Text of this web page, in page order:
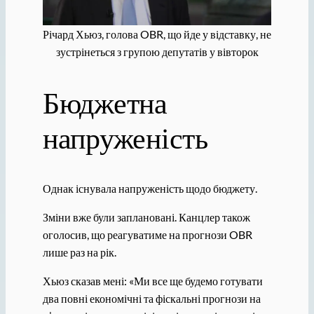
Річард Хьюз, голова OBR, що йде у відставку, не
зустрінеться з групою депутатів у вівторок
Бюджетна
напруженість
Однак існувала напруженість щодо бюджету.
Зміни вже були заплановані. Канцлер також
оголосив, що реагуватиме на прогнози OBR
лише раз на рік.
Хьюз сказав мені: «Ми все ще будемо готувати
два повні економічні та фіскальні прогнози на